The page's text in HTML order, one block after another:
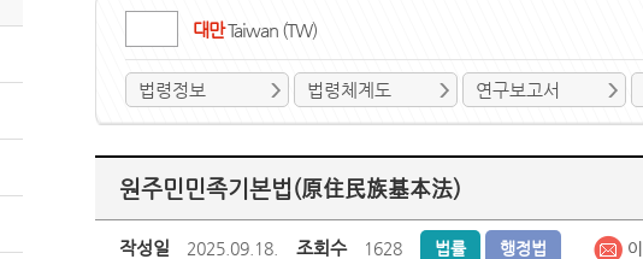
대만Taiwan (TW)
법령정보 법령체계도 연구보고서
원주민민족기본법(原住民族基本法)
작성일 2025.09.18. 조회수 1628 법률 행정법